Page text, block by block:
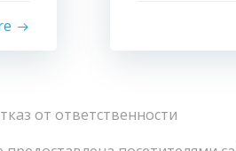
от ответственности